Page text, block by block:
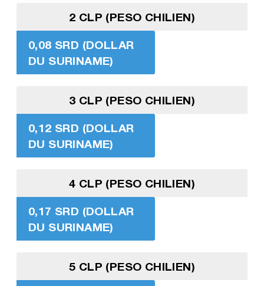
2 CLP (PESO CHILIEN)
0,08 SRD (DOLLAR
DU SURINAME)
3 CLP (PESO CHILIEN)
0,12 SRD (DOLLAR
DU SURINAME)
4 CLP (PESO CHILIEN)
0,17 SRD (DOLLAR
DU SURINAME)
5 CLP (PESO CHILIEN)